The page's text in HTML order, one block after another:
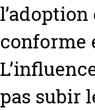
conforme
pas subir